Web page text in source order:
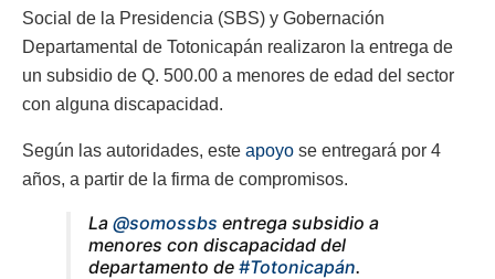
Social de la Presidencia (SBS) y Gobernación
Departamental de Totonicapán realizaron la entrega de
un subsidio de Q. 500.00 a menores de edad del sector
con alguna discapacidad.
Según las autoridades, este apoyo se entregará por 4
años, a partir de la firma de compromisos.
La @somossbs entrega subsidio a
menores con discapacidad del
departamento de #Totonicapán.